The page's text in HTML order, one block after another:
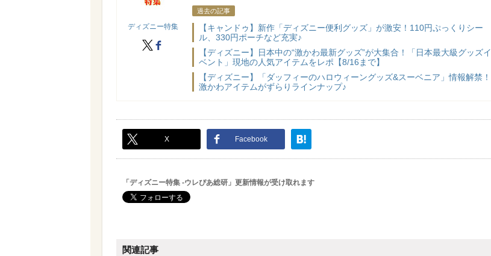
ディズニー特集
X facebook
過去の記事
【キャンドゥ】新作「ディズニー便利グッズ」が激安！110円ぷっくりシー
ル、330円ポーチなど充実♪
【ディズニー】日本中の“激かわ最新グッズ”が大集合！「日本最大級グッズイ
ベント」現地の人気アイテムをレポ【8/16まで】
【ディズニー】「ダッフィーのハロウィーングッズ&スーベニア」情報解禁！
激かわアイテムがずらりラインナップ♪
X Facebook
「ディズニー特集 -ウレぴあ総研」更新情報が受け取れます
関連記事